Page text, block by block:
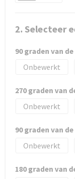
2. Selecteer
90 graden van
Onbewerkt
270 graden van
Onbewerkt
90 graden van
Onbewerkt
180 graden van